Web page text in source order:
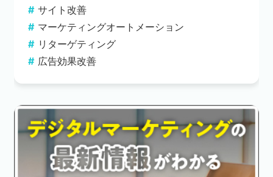
サイト改善
マーケティングオートメーション
リターゲティング
広告効果改善